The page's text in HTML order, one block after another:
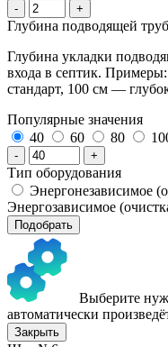
- +
Глубина подводящей
Глубина укладки
входа в септик.
стандарт, 100 см —
Популярные значения
40
60 80
- +
Тип оборудования
Энергонезависимое
Энергозависимое
Подобрать
Выберите
автоматически
Закрыть